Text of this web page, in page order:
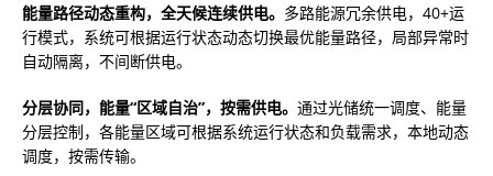
能量路径动态重构，全天候连续供电。 多路能源冗余供电，40+运
行模式，系统可根据运行状态动态切换最优能量路径，局部异常时
自动隔离，不间断供电。
分层协同，能量“区域自治”，按需供电。 通过光储统一调度、能量
分层控制，各能量区域可根据系统运行状态和负载需求，本地动态
调度，按需传输。